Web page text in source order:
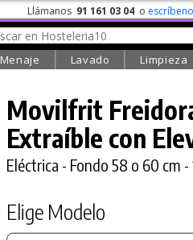
Llámanos 91 161 03 04 o
Menaje Lavado Limpieza
Movilfrit
Extraíble con
Eléctrica - Fondo 58 o 60 cm -
Elige Modelo